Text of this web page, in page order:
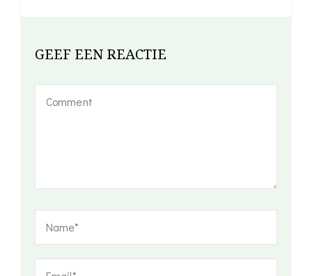
GEEF EEN REACTIE